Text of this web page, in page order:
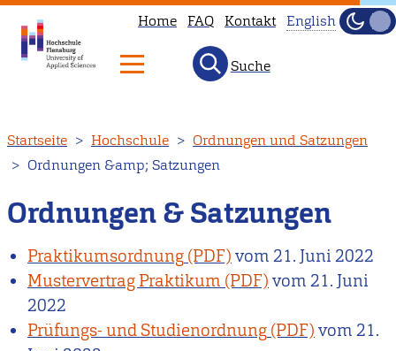
zum
Inhalt
Home FAQ Kontakt
not
English.
Head
to
our
English
main
English
Hell
Suche
Startseite Hochschule
Ordnungen und Satzungen
Ordnungen &amp; Satzungen
Ordnungen & Satzungen
Praktikumsordnung vom21. Juni 2022
Mustervertrag Praktikum
vom21. Juni
2022
Prüfungs- und Studienordnung
vom21.